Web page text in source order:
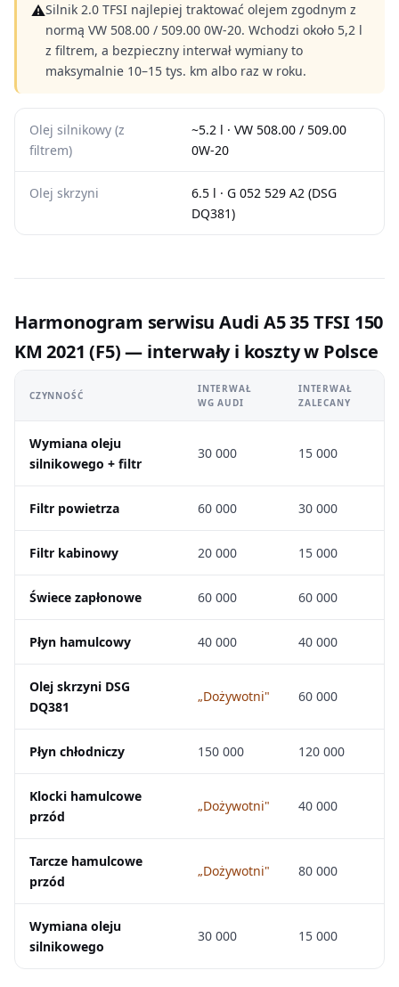
⚠Silnik 2.0 TFSI najlepiej traktować olejem zgodnym z
normą VW 508.00 / 509.00 0W-20. Wchodzi około 5,2 l
z filtrem, a bezpieczny interwał wymiany to
maksymalnie 10–15 tys. km albo raz w roku.
Olej silnikowy (z
filtrem)
~5.2 l · VW 508.00 / 509.00
0W-20
Olej skrzyni
6.5 l · G 052 529 A2 (DSG
DQ381)
Harmonogram serwisu Audi A5 35 TFSI 150
KM 2021 (F5) — interwały i koszty w Polsce
CZYNNOŚĆ
INTERWAŁ
WG AUDI
INTERWAŁ
ZALECANY
Wymiana oleju
silnikowego + filtr
30 000 15 000
Filtr powietrza 60 000 30 000
Filtr kabinowy 20 000 15 000
Świece zapłonowe 60 000 60 000
Płyn hamulcowy 40 000 40 000
Olej skrzyni DSG
DQ381
„Dożywotni" 60 000
Płyn chłodniczy 150 000 120 000
Klocki hamulcowe
przód
„Dożywotni" 40 000
Tarcze hamulcowe
przód
„Dożywotni" 80 000
Wymiana oleju
silnikowego
30 000 15 000